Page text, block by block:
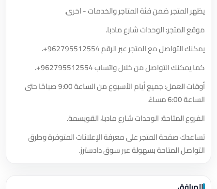
يظهر المتجر ضمن فئة المتاجر والخدمات - اخرى.
موقع المتجر: الوحدات شارع مادبا.
يمكنك التواصل مع المتجر عبر الرقم+962795512554
.
كما يمكنك التواصل من خلال واتساب+962795512554
.
أوقات العمل: جميع أيام الأسبوع من الساعة 9:00 صباحًا حتى
الساعة 6:00 مساءً.
الفروع المتاحة: الوحدات شارع مادبا، القويسمة.
تساعدك صفحة المتجر على معرفة الإعلانات المتوفرة وطرق
التواصل المتاحة بسهولة عبر سوق دادسترز.